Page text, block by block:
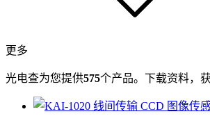
更多
光电查为您提供575个产品。下载资料，